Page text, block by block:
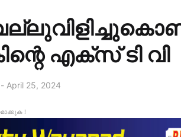
എക്‌സ്‌ ടി വി
- April 25, 2024
!